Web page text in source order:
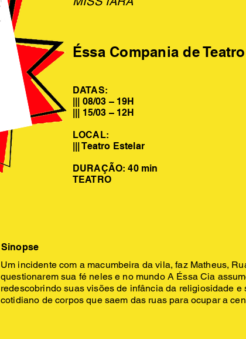
Éssa Compania de Teatro
DATAS:
||| 08/03 – 19H
||| 15/03 – 12H
LOCAL:
||| Teatro Estelar
DURAÇÃO: 40 min
TEATRO
Sinopse
Um incidente com a macumbeira da vila, faz Matheus,
questionarem sua fé neles e no mundo A Éssa Cia
redescobrindo suas visões de infância da religiosidade e
cotidiano de corpos que saem das ruas para ocupar a